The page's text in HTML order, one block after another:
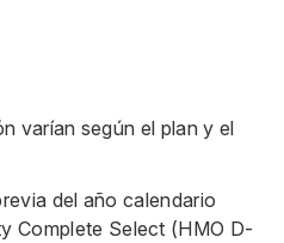
varían según el plan y el
del año calendario
Complete Select (HMO D-